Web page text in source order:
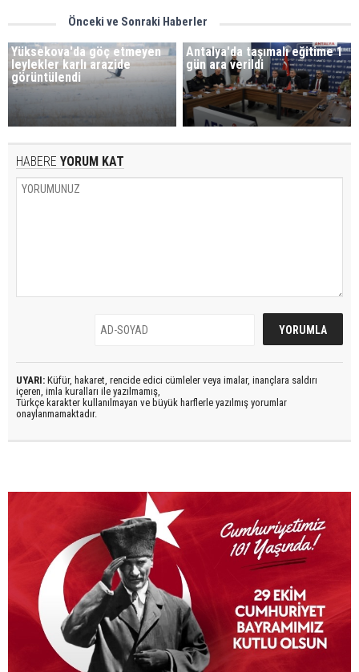
Önceki ve Sonraki Haberler
Yüksekova'da göç etmeyen
leylekler karlı arazide
görüntülendi
Antalya'da taşımalı eğitime 1
gün ara verildi
HABERE YORUM KAT
UYARI: Küfür, hakaret, rencide edici cümleler veya imalar, inançlara saldırı
içeren, imla kuralları ile yazılmamış,
Türkçe karakter kullanılmayan ve büyük harflerle yazılmış yorumlar
onaylanmamaktadır.